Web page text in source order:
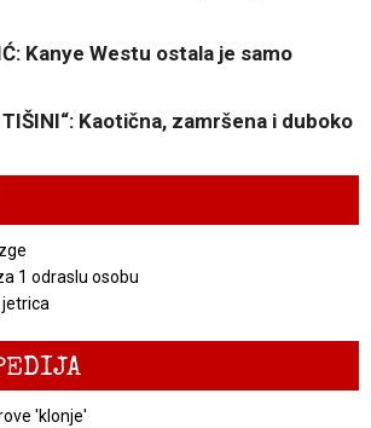
Kanye Westu ostala je samo
TIŠINI“: Kaotična, zamršena i duboko
1 odraslu osobu
jetrica
'klonje'